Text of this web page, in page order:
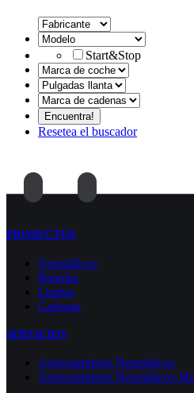
Start&Stop
Resetea el buscador
PRODUCTOS
Neumáticos
Baterías
Llantas
Cadenas
SERVICIOS
Asesoramiento Neumáticos
Asesoramiento Neumáticos